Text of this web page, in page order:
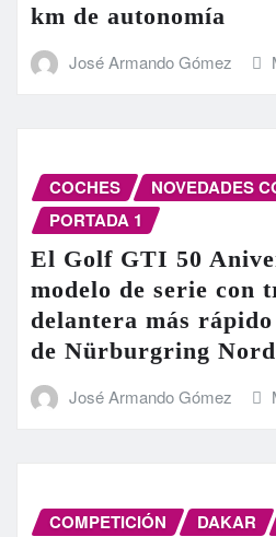
km de autonomía
José Armando Gómez
COCHES
NOVEDADES
PORTADA 1
El Golf GTI 50
modelo de serie con
delantera más
de Nürburgring
José Armando Gómez
COMPETICIÓN DAKAR